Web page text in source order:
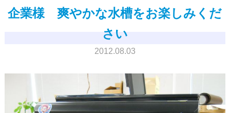
企業様 爽やかな水槽をお楽しみくだ
さい
2012.08.03